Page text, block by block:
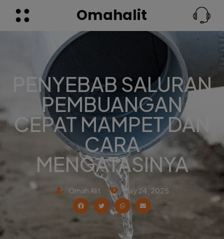
Omahalit
PENYEBAB SALURAN
PEMBUANGAN
CEPAT MAMPET DAN
CARA
MENGATASINYA
Omah Alit May 24, 2025